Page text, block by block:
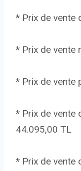
* Prix de vente
* Prix de vente
* Prix de vente
* Prix de vente
44.095,00 TL
* Prix de vente